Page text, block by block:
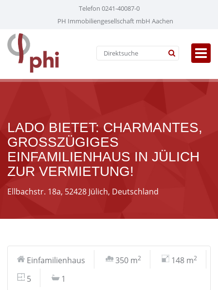
Telefon 0241-40087-0
PH Immobiliengesellschaft mbH Aachen
LADO BIETET: CHARMANTES,
GROSSZÜGIGES E
INFAMILIENHAUS IN JÜLICH Z
UR VERMIETUNG!
Ellbachstr. 18a, 52428 Jülich, Deutschland
Einfamilienhaus 350 m2 148 m2
5 1